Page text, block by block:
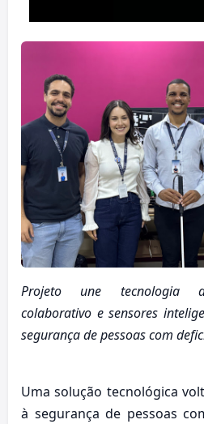
Projeto une tecnologia
colaborativo e sensores
segurança de pessoas com
Uma solução tecnológica
à segurança de pessoas